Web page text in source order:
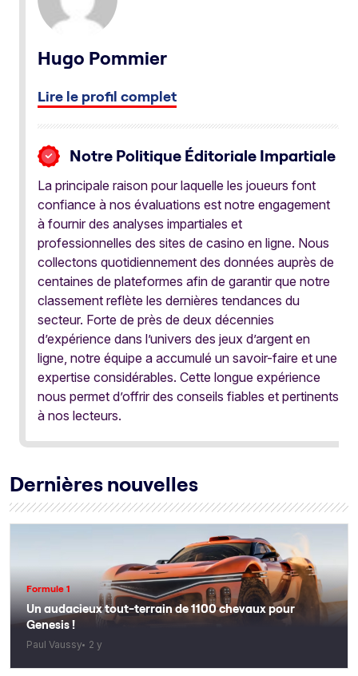
Hugo Pommier
Lire le profil complet
Notre Politique Éditoriale Impartiale
La principale raison pour laquelle les joueurs font
confiance à nos évaluations est notre engagement
à fournir des analyses impartiales et
professionnelles des sites de casino en ligne. Nous
collectons quotidiennement des données auprès de
centaines de plateformes afin de garantir que notre
classement reflète les dernières tendances du
secteur. Forte de près de deux décennies
d’expérience dans l’univers des jeux d’argent en
ligne, notre équipe a accumulé un savoir-faire et une
expertise considérables. Cette longue expérience
nous permet d’offrir des conseils fiables et pertinents
à nos lecteurs.
Dernières nouvelles
Formule 1
Un audacieux tout-terrain de 1100 chevaux pour
Genesis !
Paul Vaussy 2 y